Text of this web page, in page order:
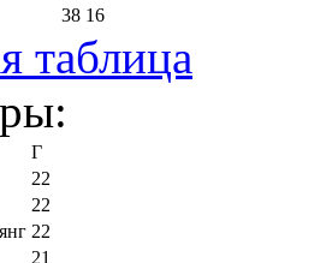
38 16
таблица
Г
22
22
22
21